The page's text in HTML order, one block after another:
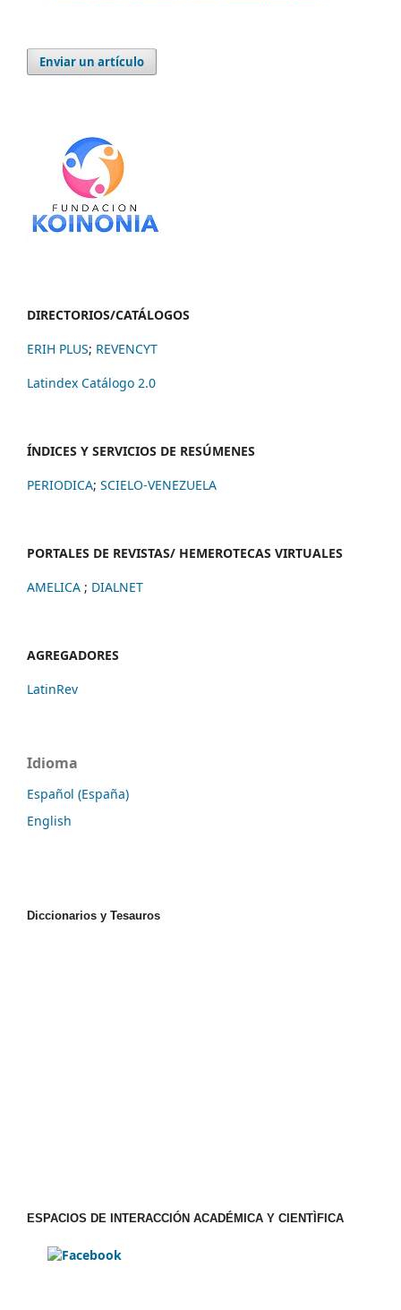
Enviar un artículo
DIRECTORIOS/CATÁLOGOS
ERIH PLUS; REVENCYT
Latindex Catálogo 2.0
ÍNDICES Y SERVICIOS DE RESÚMENES
PERIODICA; SCIELO-VENEZUELA
PORTALES DE REVISTAS/ HEMEROTECAS VIRTUALES
AMELICA ; DIALNET
AGREGADORES
LatinRev
Idioma
Español (España)
English
Diccionarios y Tesauros
ESPACIOS DE INTERACCIÓN ACADÉMICA Y CIENTÌFICA